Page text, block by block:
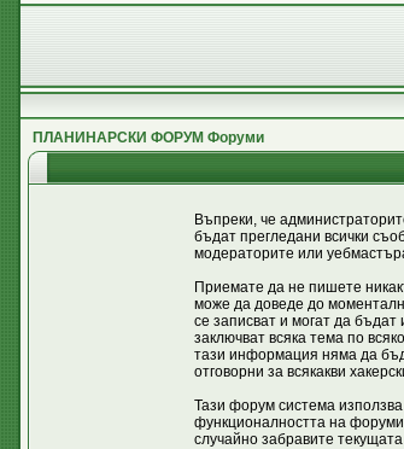
ПЛАНИНАРСКИ ФОРУМ Форуми
Въпреки, че
бъдат прегледани всички
модераторите или
Приемате да не пишете
може да доведе до
се записват и могат да
заключват всяка тема по
тази информация няма да
отговорни за всякакви
Тази форум система
функционалността на
случайно забравите